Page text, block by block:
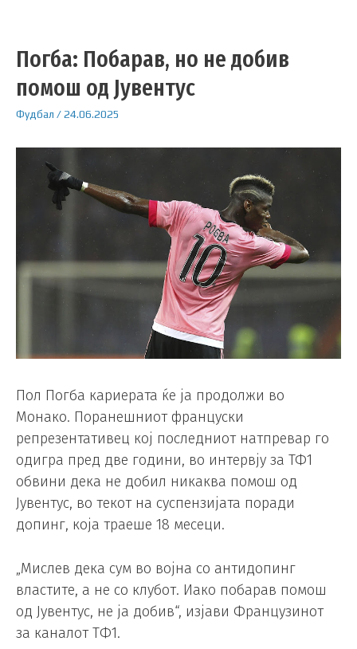
Погба: Побарав, но не добив
помош од Јувентус
Фудбал /24.06.2025
Пол Погба кариерата ќе ја продолжи во
Монако. Поранешниот француски
репрезентативец кој последниот натпревар го
одигра пред две години, во интервју за ТФ1
обвини дека не добил никаква помош од
Јувентус, во текот на суспензијата поради
допинг, која траеше 18 месеци.
„Мислев дека сум во војна со антидопинг
властите, а не со клубот. Иако побарав помош
од Јувентус, не ја добив“, изјави Французинот
за каналот TФ1.